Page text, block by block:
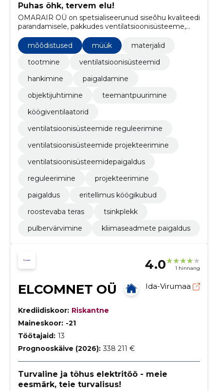
Puhas õhk, tervem elu!
OMARAIR OÜ on spetsialiseerunud siseõhu kvaliteedi
parandamisele, pakkudes ventilatsioonisüsteeme,
nende paigaldust, köögi õhupuhasteid ja
professionaalset teemantpuurimist.
mõõdistused müük
materjalid
tootmine
ventilatsioonisüsteemid
hankimine
paigaldamine
objektijuhtimine
teemantpuurimine
köögiventilaatorid
ventilatsioonisüsteemide reguleerimine
ventilatsioonisüsteemide projekteerimine
ventilatsioonisüsteemidepaigaldus
reguleerimine
projekteerimine
paigaldus
eritellimus köögikubud
roostevaba teras
tsinkplekk
pulbervärvimine
kliimaseadmete paigaldus
4.0 1 hinnang
ELCOMNET OÜ Ida-Virumaa
Krediidiskoor: Riskantne
Maineskoor: -21
Töötajaid: 13
Prognooskäive (2026): 338 211 €
Turvaline ja tõhus elektritöö - meie
eesmärk, teie turvalisus!